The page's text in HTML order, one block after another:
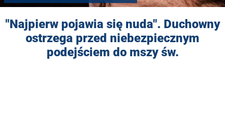
"Najpierw pojawia się nuda". Duchowny
ostrzega przed niebezpiecznym
podejściem do mszy św.